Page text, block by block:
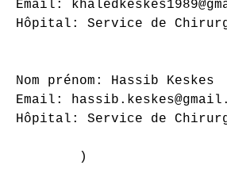
Email:
Hôpital: Service de
Nom prénom: Hassib Keskes
Email:
Hôpital: Service de
        )